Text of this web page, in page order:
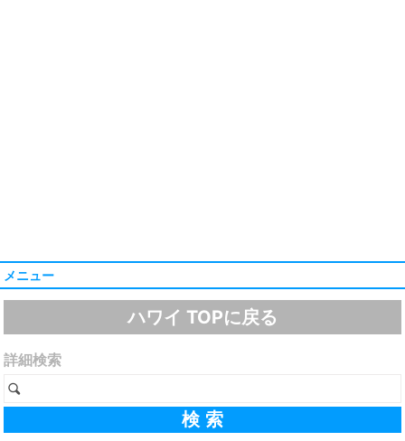
メニュー
ハワイ TOPに戻る
詳細検索